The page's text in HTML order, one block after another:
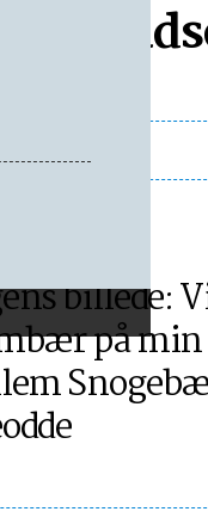
er
billede:
på